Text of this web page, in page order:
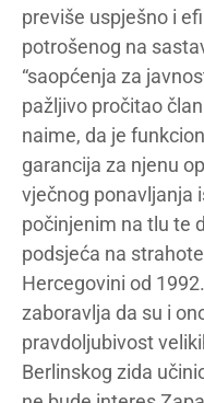
previše uspješno i
potrošenog na
“saopćenja za
pažljivo pročitao
naime, da je
garancija za njenu
vječnog ponavljanja
počinjenim na tlu te
podsjeća na
Hercegovini od
zaboravlja da su i
pravdoljubivost
Berlinskog zida